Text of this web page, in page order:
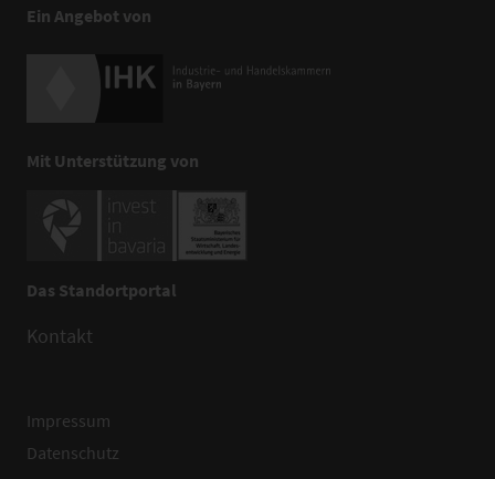
Ein Angebot von
Mit Unterstützung von
Das Standortportal
Kontakt
Impressum
Datenschutz